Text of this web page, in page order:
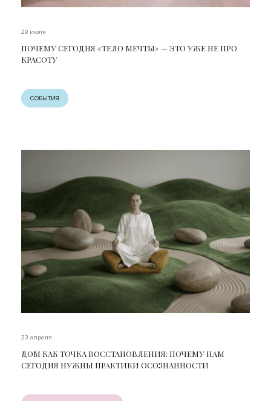
29 июля
ПОЧЕМУ СЕГОДНЯ «ТЕЛО МЕЧТЫ» — ЭТО УЖЕ НЕ ПРО
КРАСОТУ
СОБЫТИЯ
23 апреля
ДОМ КАК ТОЧКА ВОССТАНОВЛЕНИЯ: ПОЧЕМУ НАМ
СЕГОДНЯ НУЖНЫ ПРАКТИКИ ОСОЗНАННОСТИ